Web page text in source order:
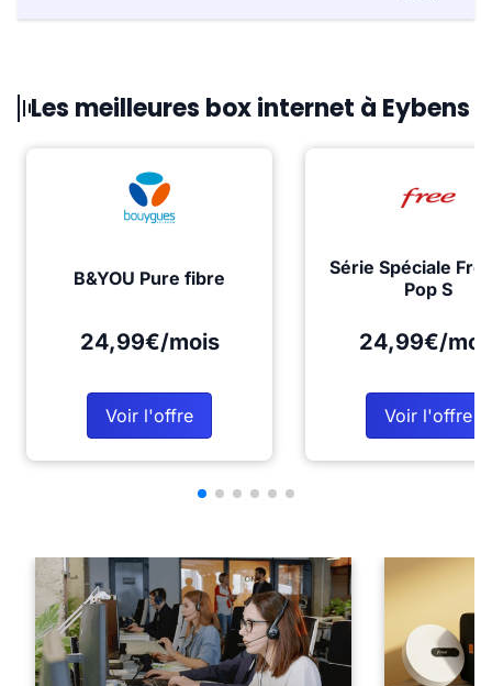
Les meilleures box internet à Eybens
B&YOU Pure fibre
24,99€/mois
Voir l'offre
Série Spéciale
Pop S
24,99€/
Voir l'offre